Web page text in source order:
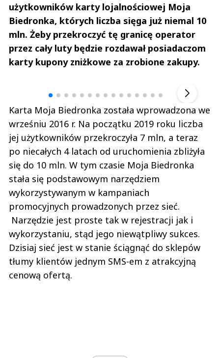
użytkowników karty lojalnościowej Moja
Biedronka, których liczba sięga już niemal 10
mln. Żeby przekroczyć tę granicę operator
przez cały luty będzie rozdawał posiadaczom
karty kupony zniżkowe za zrobione zakupy.
Karta Moja Biedronka została wprowadzona we
wrześniu 2016 r. Na początku 2019 roku liczba
jej użytkowników przekroczyła 7 mln, a teraz
po niecałych 4 latach od uruchomienia zbliżyła
się do 10 mln. W tym czasie Moja Biedronka
stała się podstawowym narzędziem
wykorzystywanym w kampaniach
promocyjnych prowadzonych przez sieć.
Narzędzie jest proste tak w rejestracji jak i
wykorzystaniu, stąd jego niewątpliwy sukces.
Dzisiaj sieć jest w stanie ściągnąć do sklepów
tłumy klientów jednym SMS-em z atrakcyjną
cenową ofertą.